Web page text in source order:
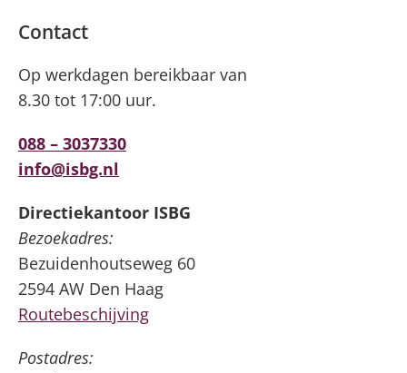
Bestellen informatiemateriaal
Contact
Op werkdagen bereikbaar van
8.30 tot 17:00 uur.
088 – 3037330
info@isbg.nl
Directiekantoor ISBG
Bezoekadres:
Bezuidenhoutseweg 60
2594 AW Den Haag
Routebeschijving
Postadres: